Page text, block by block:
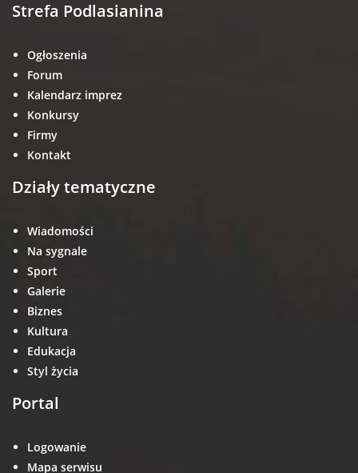
Strefa Podlasianina
Ogłoszenia
Forum
Kalendarz imprez
Konkursy
Firmy
Kontakt
Działy tematyczne
Wiadomości
Na sygnale
Sport
Galerie
Biznes
Kultura
Edukacja
Styl życia
Portal
Logowanie
Mapa serwisu